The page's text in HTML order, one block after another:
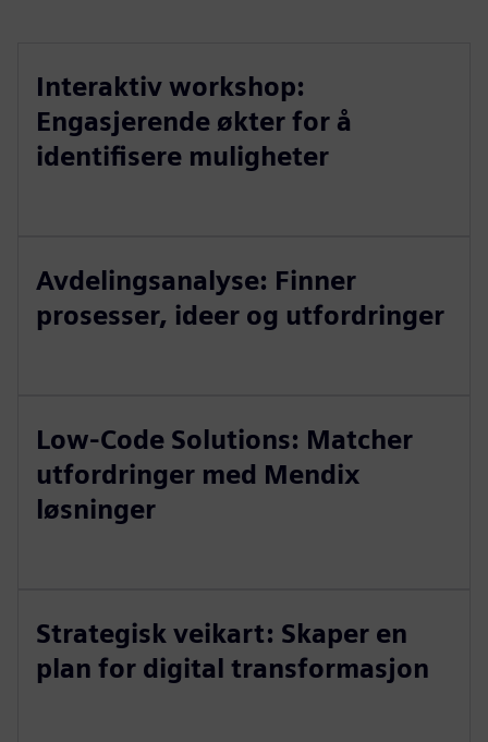
Interaktiv workshop:
Engasjerende økter for å
identifisere muligheter
Avdelingsanalyse: Finner
prosesser, ideer og utfordringer
Low-Code Solutions: Matcher
utfordringer med Mendix
løsninger
Strategisk veikart: Skaper en
plan for digital transformasjon